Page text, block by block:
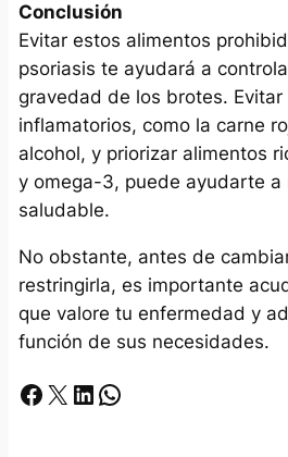
Conclusión
Evitar estos alimentos
psoriasis te ayudará a
gravedad de los brotes. Evitar
inflamatorios, como la carne
alcohol, y priorizar alimentos
y omega-3, puede ayudarte a
saludable.
No obstante, antes de
restringirla, es importante
que valore tu enfermedad y
función de sus necesidades.
Facebook X LinkedIn Whatsapp